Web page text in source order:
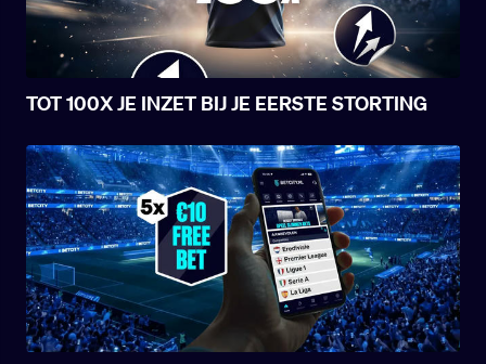
TOT 100X JE INZET BIJ JE EERSTE STORTING